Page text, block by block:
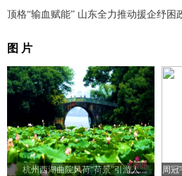
顶格“输血赋能” 山东全力推动援企纾困
图 片
杭州西湖曲院风荷“荷景”引游人 周冠